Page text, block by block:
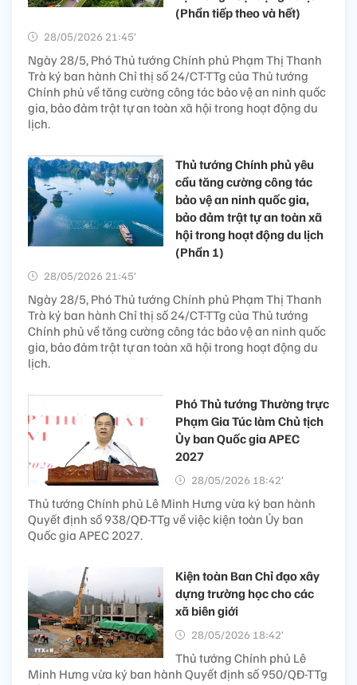
(Phần tiếp theo và hết)
28/05/2026 21:45’
Ngày 28/5, Phó Thủ tướng Chính phủ Phạm Thị Thanh
Trà ký ban hành Chỉ thị số 24/CT-TTg của Thủ tướng
Chính phủ về tăng cường công tác bảo vệ an ninh quốc
gia, bảo đảm trật tự an toàn xã hội trong hoạt động du
lịch.
Thủ tướng Chính phủ yêu
cầu tăng cường công tác
bảo vệ an ninh quốc gia,
bảo đảm trật tự an toàn xã
hội trong hoạt động du lịch
(Phần 1)
28/05/2026 21:45’
Ngày 28/5, Phó Thủ tướng Chính phủ Phạm Thị Thanh
Trà ký ban hành Chỉ thị số 24/CT-TTg của Thủ tướng
Chính phủ về tăng cường công tác bảo vệ an ninh quốc
gia, bảo đảm trật tự an toàn xã hội trong hoạt động du
lịch.
Phó Thủ tướng Thường trực
Phạm Gia Túc làm Chủ tịch
Ủy ban Quốc gia APEC
2027
28/05/2026 18:42’
Thủ tướng Chính phủ Lê Minh Hưng vừa ký ban hành
Quyết định số 938/QĐ-TTg về việc kiện toàn Ủy ban
Quốc gia APEC 2027.
Kiện toàn Ban Chỉ đạo xây
dựng trường học cho các
xã biên giới
28/05/2026 18:42’
Thủ tướng Chính phủ Lê
Minh Hưng vừa ký ban hành Quyết định số 950/QĐ-TTg